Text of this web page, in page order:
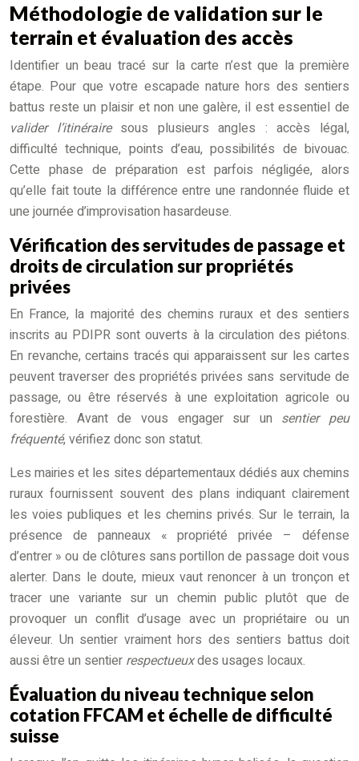
Méthodologie de validation sur le
terrain et évaluation des accès
Identifier un beau tracé sur la carte n’est que la première
étape. Pour que votre escapade nature hors des sentiers
battus reste un plaisir et non une galère, il est essentiel de
valider l’itinérairesous plusieurs angles : accès légal,
difficulté technique, points d’eau, possibilités de bivouac.
Cette phase de préparation est parfois négligée, alors
qu’elle fait toute la différence entre une randonnée fluide et
une journée d’improvisation hasardeuse.
Vérification des servitudes de passage et
droits de circulation sur propriétés
privées
En France, la majorité des chemins ruraux et des sentiers
inscrits au PDIPR sont ouverts à la circulation des piétons.
En revanche, certains tracés qui apparaissent sur les cartes
peuvent traverser des propriétés privées sans servitude de
passage, ou être réservés à une exploitation agricole ou
forestière. Avant de vous engager sur un sentier peu
fréquenté, vérifiez donc son statut.
Les mairies et les sites départementaux dédiés aux chemins
ruraux fournissent souvent des plans indiquant clairement
les voies publiques et les chemins privés. Sur le terrain, la
présence de panneaux « propriété privée – défense
d’entrer » ou de clôtures sans portillon de passage doit vous
alerter. Dans le doute, mieux vaut renoncer à un tronçon et
tracer une variante sur un chemin public plutôt que de
provoquer un conflit d’usage avec un propriétaire ou un
éleveur. Un sentier vraiment hors des sentiers battus doit
aussi être un sentier respectueuxdes usages locaux.
Évaluation du niveau technique selon
cotation FFCAM et échelle de difficulté
suisse